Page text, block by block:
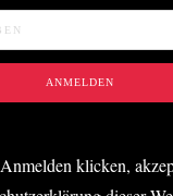
klicken,